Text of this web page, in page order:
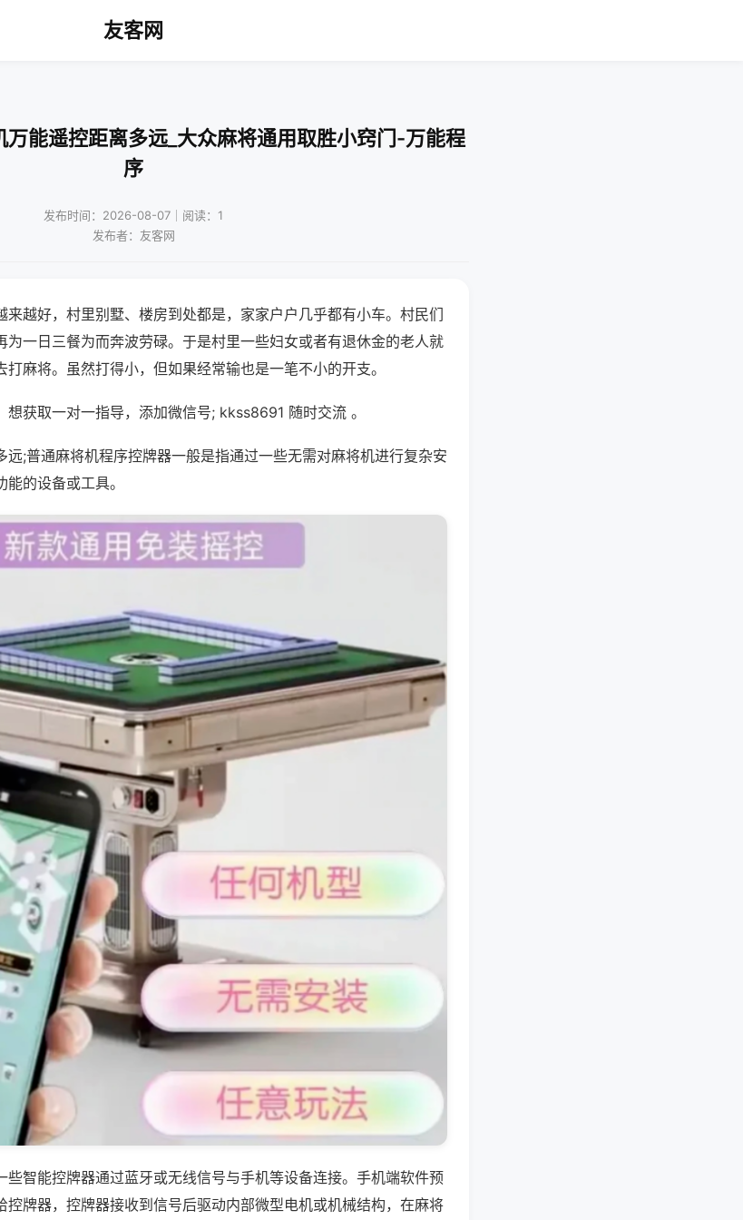
友客网
能遥控距离多远_大众麻将通用取胜小窍门-万能程
序
发布时间：2026-08-07｜阅读：1
发布者：友客网
来越好，村里别墅、楼房到处都是，家家户户几乎都有小车。村民们
为一日三餐为而奔波劳碌。于是村里一些妇女或者有退休金的老人就
麻将。虽然打得小，但如果经常输也是一笔不小的开支。
获取一对一指导，添加微信号; kkss8691 随时交流 。
远;普通麻将机程序控牌器一般是指通过一些无需对麻将机进行复杂安
的设备或工具。
些智能控牌器通过蓝牙或无线信号与手机等设备连接。手机端软件预
控牌器，控牌器接收到信号后驱动内部微型电机或机械结构，在麻将